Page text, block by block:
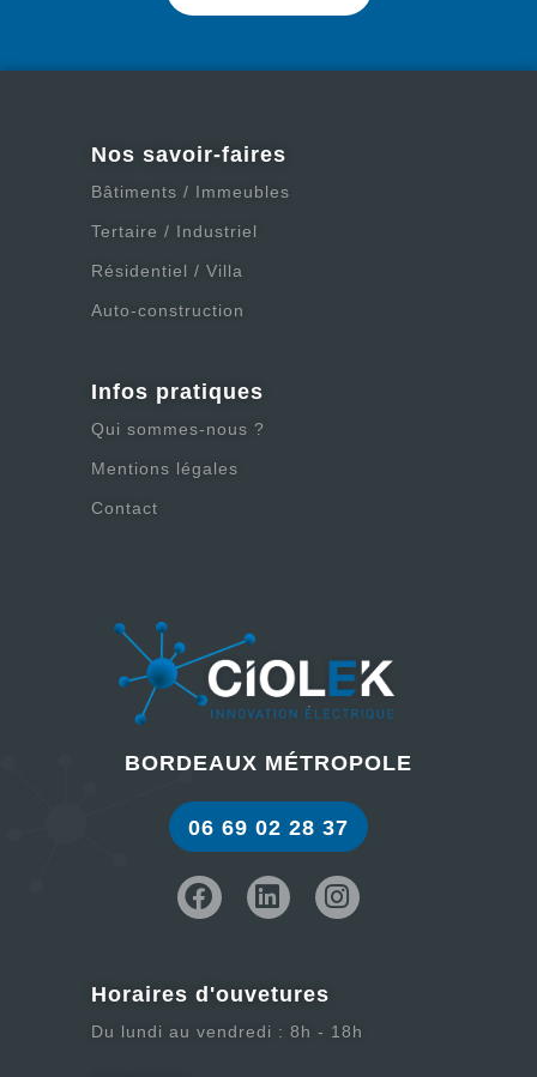
Nos savoir-faires
Bâtiments / Immeubles
Tertaire / Industriel
Résidentiel / Villa
Auto-construction
Infos pratiques
Qui sommes-nous ?
Mentions légales
Contact
BORDEAUX MÉTROPOLE
06 69 02 28 37
Horaires d'ouvetures
Du lundi au vendredi : 8h - 18h